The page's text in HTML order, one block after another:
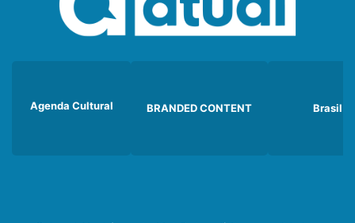
Agenda Cultural BRANDED CONTENT Brasil